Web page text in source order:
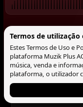
Comentários
Termos de
Estes Termos de Uso e
plataforma Muzik Plus
música, venda e
plataforma, o utilizador